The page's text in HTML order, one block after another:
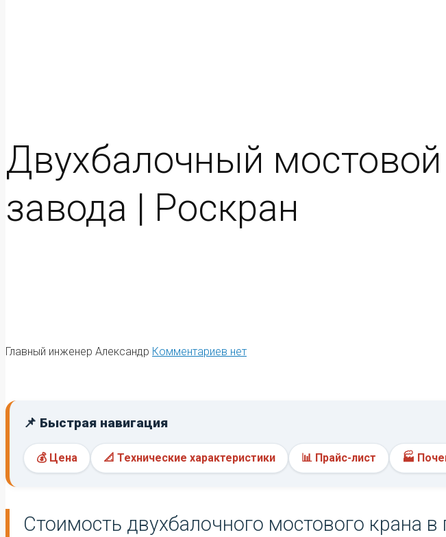
Двухбалочный мостовой
завода | Роскран
Главный инженер Александр Комментариев нет
📌 Быстрая навигация
💰 Цена 📐 Технические характеристики 📊 Прайс-лист 🏭
Стоимость двухбалочного мостового крана в